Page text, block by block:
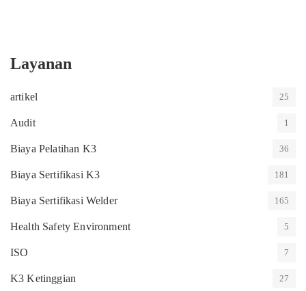
Layanan
artikel 25
Audit 1
Biaya Pelatihan K3 36
Biaya Sertifikasi K3 181
Biaya Sertifikasi Welder 165
Health Safety Environment 5
ISO 7
K3 Ketinggian 27